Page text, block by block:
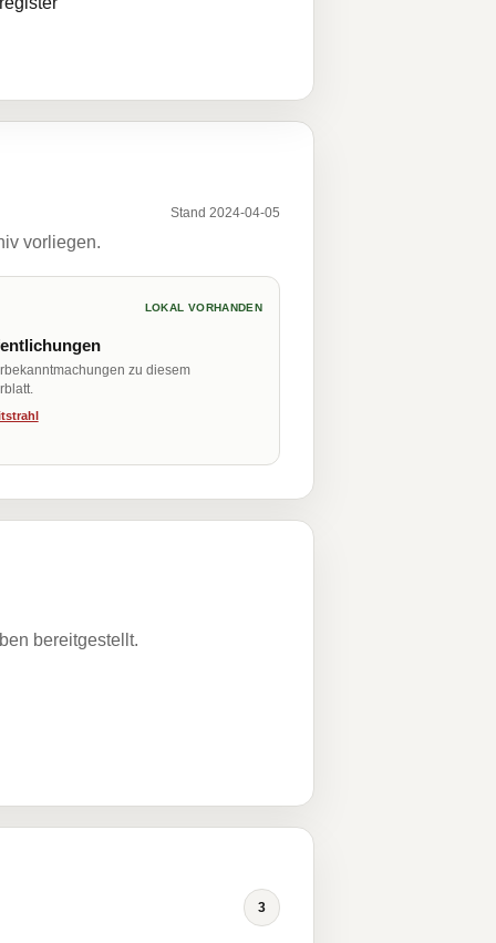
Stand 2024-04-05
vorliegen.
LOKAL VORHANDEN
zu diesem
bereitgestellt.
3